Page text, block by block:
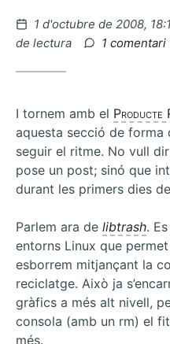
Publicat
el
1 d'octubre de 2008,
de lectura
1 comentaria
I tornem amb el Producte
aquesta secció de forma
seguir el ritme. No vull
pose un post; sinó que
durant les primers dies
Parlem ara de libtrash.
entorns Linux que
esborrem mitjançant la
reciclatge. Això ja
gràfics a més alt nivell,
consola (amb un rm) el
més.